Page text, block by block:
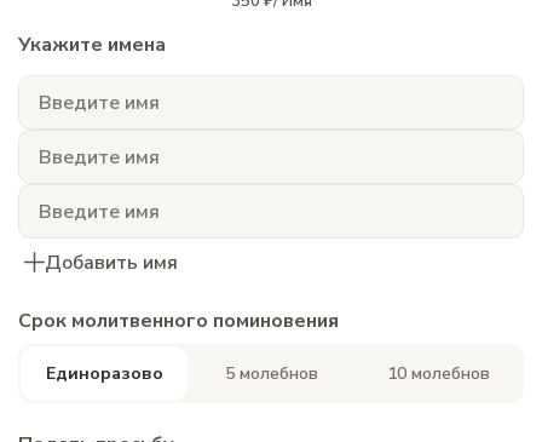
Укажите имена
Добавить имя
Срок молитвенного поминовения
Единоразово 5 молебнов 10 молебнов